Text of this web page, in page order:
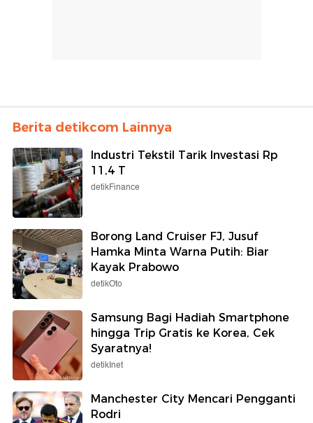
Berita detikcom Lainnya
Industri Tekstil Tarik Investasi Rp
11,4 T
detikFinance
Borong Land Cruiser FJ, Jusuf
Hamka Minta Warna Putih: Biar
Kayak Prabowo
detikOto
Samsung Bagi Hadiah Smartphone
hingga Trip Gratis ke Korea, Cek
Syaratnya!
detikInet
Manchester City Mencari Pengganti
Rodri